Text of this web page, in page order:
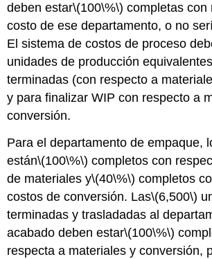
deben estar\(100\%\) completas con
costo de ese departamento, o no
El sistema de costos de proceso
unidades de producción
terminadas (con respecto a
y para finalizar WIP con respecto a
conversión.
Para el departamento de empaque,
están\(100\%\) completos con
de materiales y\(40\%\) completos
costos de conversión. Las\(6,500\)
terminadas y trasladadas al
acabado deben estar\(100\%\)
respecta a materiales y conversión,